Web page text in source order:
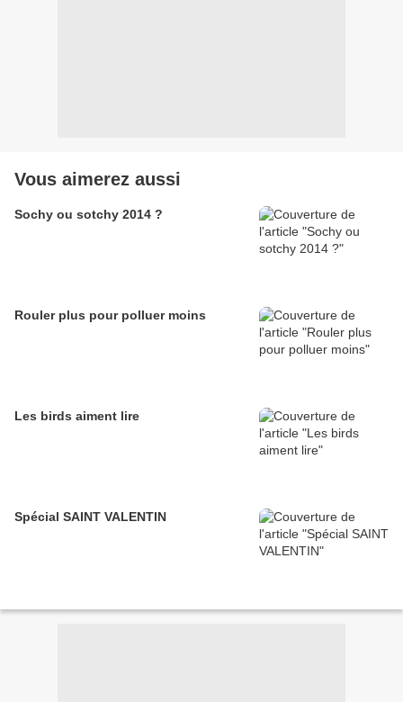
Vous aimerez aussi
Sochy ou sotchy 2014 ?
Rouler plus pour polluer moins
Les birds aiment lire
Spécial SAINT VALENTIN